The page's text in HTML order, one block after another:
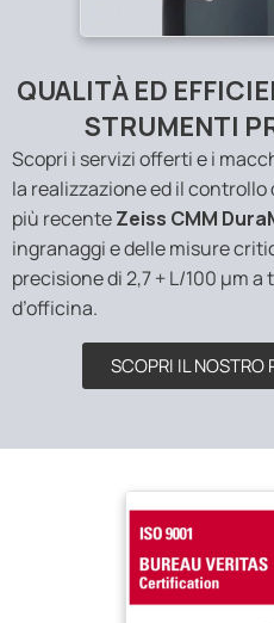
QUALITÀ ED
STRUMENTI
Scopri i servizi offerti e i
la realizzazione ed il
più recenteZeiss CMM
ingranaggi e delle misure
precisione di 2,7 + L/100 µm
d’officina.
SCOPRI IL